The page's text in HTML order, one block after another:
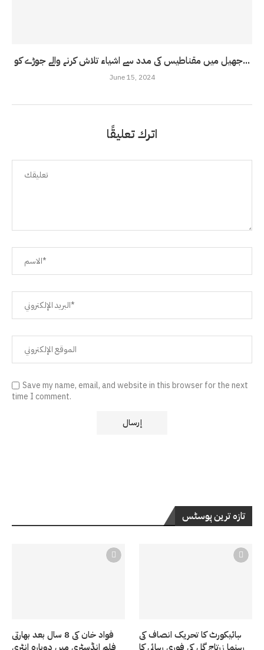
جھیل میں مقناطیس کی مدد سے اشیاء تلاش کرنے والے جوڑے کو...
June 15, 2024
اترك تعليقًا
Save my name, email, and website in this browser for the next
time I comment.
تازہ ترین پوسٹس
فواد خان کی 8 سال بعد بھارتی
فلم انڈسٹری میں دوبارہ انٹری
ہائیکورٹ کا تحریک انصاف کی
رہنما زرتاج گل کی فوری رہائی کا